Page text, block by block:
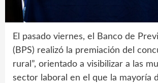
El pasado viernes, el Banco de
(BPS) realizó la premiación del
rural”, orientado a visibilizar a las
sector laboral en el que la mayoría